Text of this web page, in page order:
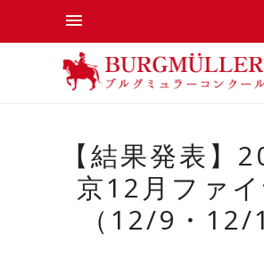
【結果発表】
京12月ファ
（12/9・12/